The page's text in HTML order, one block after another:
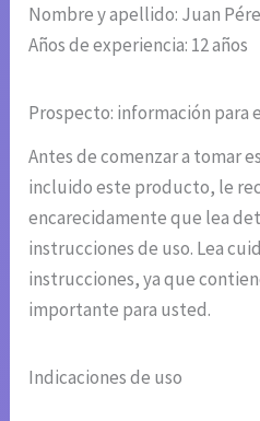
Nombre y apellido: Juan
Años de experiencia: 12 años
Prospecto: información para
Antes de comenzar a tomar
incluido este producto, le
encarecidamente que lea
instrucciones de uso. Lea
instrucciones, ya que
importante para usted.
Indicaciones de uso